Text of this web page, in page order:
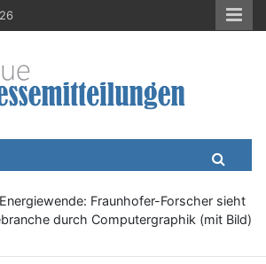
News, Meldungen, Wirtschaft
Energiewende: Fraunhofer-Forscher sieht
durch Computergraphik (mit Bild)